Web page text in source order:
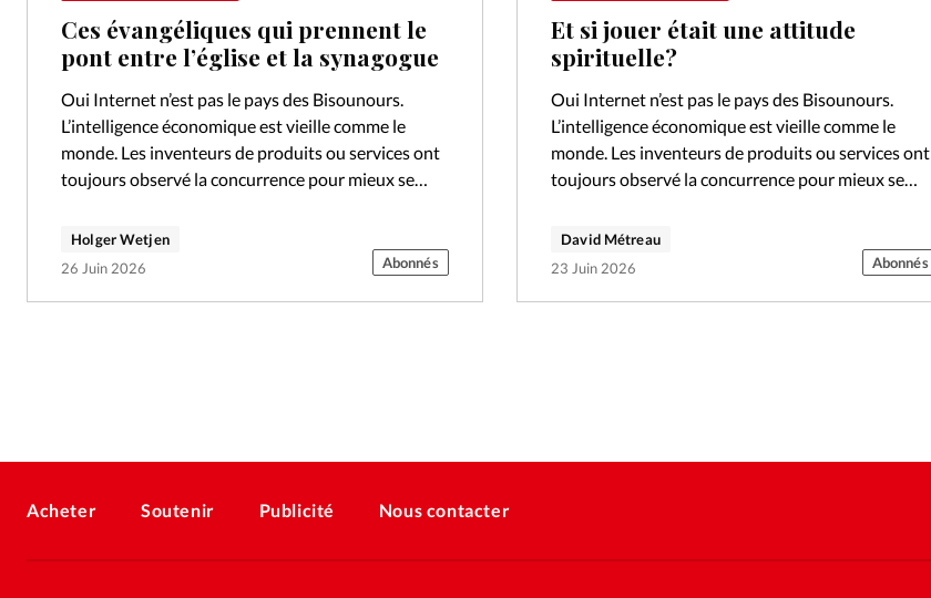
Ces évangéliques qui prennent le
pont entre l’église et la synagogue
Oui Internet n’est pas le pays des Bisounours.
L’intelligence économique est vieille comme le
monde. Les inventeurs de produits ou services ont
toujours observé la concurrence pour mieux se
Holger Wetjen
26 Juin 2026
Abonnés
Et si jouer était une attitude
spirituelle?
Oui Internet n’est pas le pays des Bisounours.
L’intelligence économique est vieille comme le
monde. Les inventeurs de produits ou services ont
toujours observé la concurrence pour mieux se
David Métreau
23 Juin 2026
Abonnés
Acheter Soutenir Publicité Nous contacter